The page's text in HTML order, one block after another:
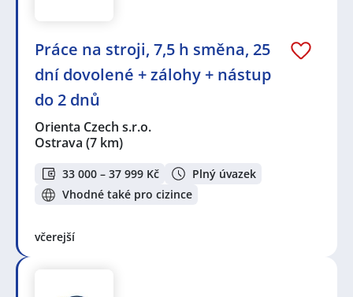
Práce na stroji, 7,5 h směna, 25
dní dovolené + zálohy + nástup
do 2 dnů
Orienta Czech s.r.o.
Ostrava (7 km)
33 000 – 37 999 Kč
Plný úvazek
Vhodné také pro cizince
včerejší